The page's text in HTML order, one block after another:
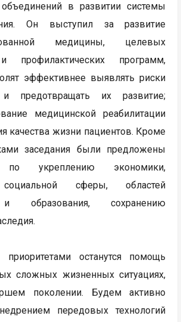
в развитии системы
Он выступил за развитие
медицины, целевых
профилактических программ,
эффективнее выявлять риски
и предотвращать их развитие;
медицинской реабилитации
качества жизни пациентов. Кроме
заседания были предложены
по укреплению экономики,
сферы, областей
образования, сохранению
останутся помощь
сложных жизненных ситуациях,
поколении. Будем активно
передовых технологий